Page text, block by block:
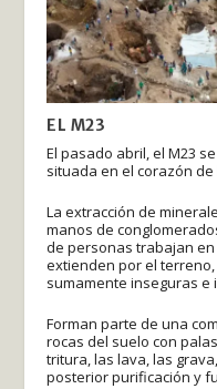
EL M23
El pasado abril, el M23
situada en el corazón
La extracción de
manos de
de personas trabajan
extienden por el
sumamente inseguras e
Forman parte de una
rocas del suelo con
tritura, las lava, las
posterior purificación y